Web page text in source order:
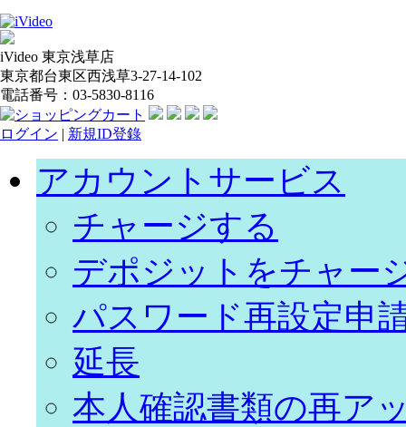
iVideo 東京浅草店
東京都台東区西浅草3-27-14-102
電話番号：03-5830-8116
ログイン | 新規ID登錄
アカウントサービス
チャージする
デポジットをチャー
パスワード再設定申
延長
本人確認書類の再ア